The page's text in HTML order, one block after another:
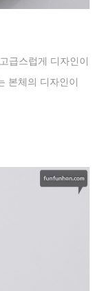
급스럽게 디자인이
본체의 디자인이